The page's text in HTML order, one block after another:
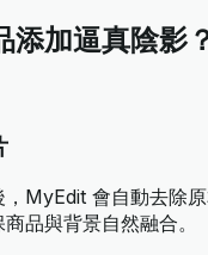
添加逼真陰影
MyEdit 會自動去除
品與背景自然融合。